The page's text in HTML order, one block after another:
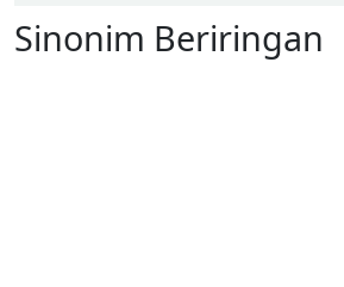
Sinonim Beriringan